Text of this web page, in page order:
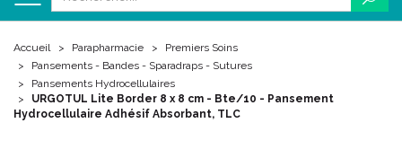
Accueil Parapharmacie
Premiers Soins
Pansements - Bandes - Sparadraps - Sutures
Pansements Hydrocellulaires
URGOTUL Lite Border 8 x 8 cm - Bte/10 - Pansement
Hydrocellulaire Adhésif Absorbant, TLC